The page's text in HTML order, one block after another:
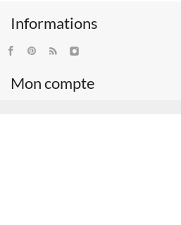
Informations
Mon compte